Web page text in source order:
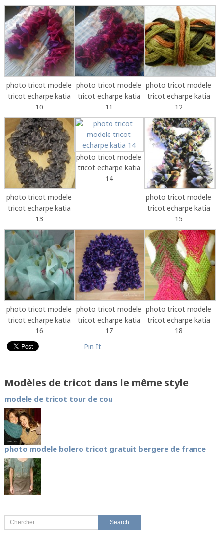
photo tricot modele
tricot echarpe katia
10
photo tricot modele
tricot echarpe katia
11
photo tricot modele
tricot echarpe katia
12
photo tricot modele
tricot echarpe katia
13
photo tricot modele
tricot echarpe katia
14
photo tricot modele
tricot echarpe katia
15
photo tricot modele
tricot echarpe katia
16
photo tricot modele
tricot echarpe katia
17
photo tricot modele
tricot echarpe katia
18
Pin It
Modèles de tricot dans le même style
modele de tricot tour de cou
photo modele bolero tricot gratuit bergere de france